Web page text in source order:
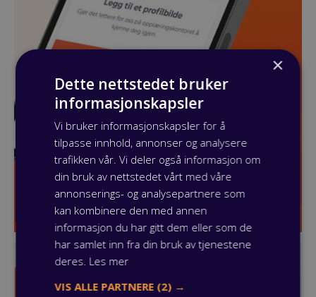
×
Dette nettstedet bruker
informasjonskapsler
Vi bruker informasjonskapsler for å
tilpasse innhold, annonser og analysere
trafikken vår. Vi deler også informasjon om
din bruk av nettstedet vårt med våre
annonserings- og analysepartnere som
kan kombinere den med annen
informasjon du har gitt dem eller som de
har samlet inn fra din bruk av tjenestene
deres. Les mer
VIS ALLE PARTNERE (2) →